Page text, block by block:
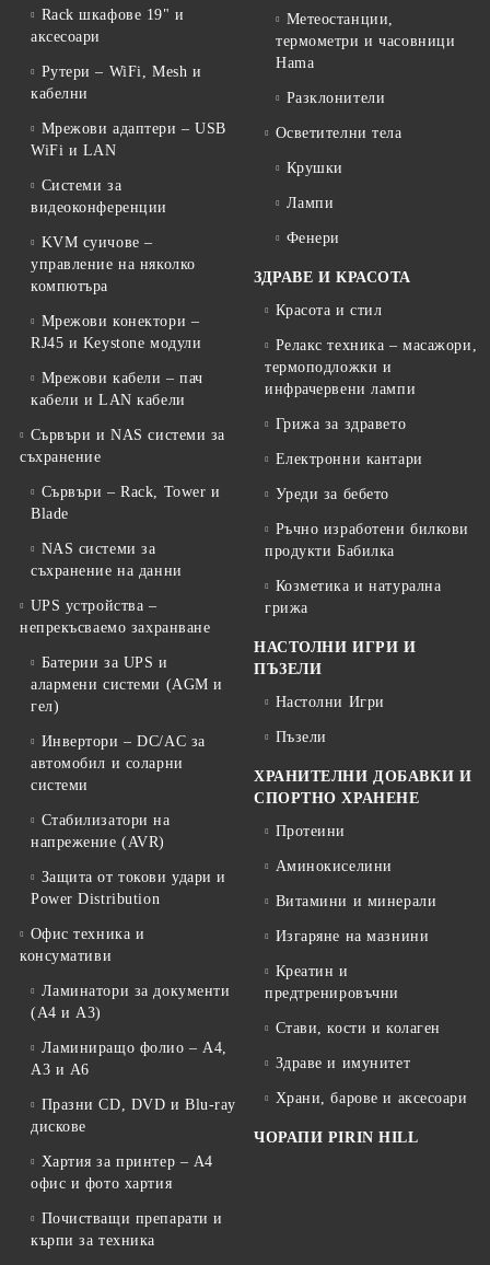
Rack шкафове 19" и
аксесоари
Рутери – WiFi, Mesh и
кабелни
Мрежови адаптери – USB
WiFi и LAN
Системи за
видеоконференции
KVM суичове –
управление на няколко
компютъра
Мрежови конектори –
RJ45 и Keystone модули
Мрежови кабели – пач
кабели и LAN кабели
Сървъри и NAS системи за
съхранение
Сървъри – Rack, Tower и
Blade
NAS системи за
съхранение на данни
UPS устройства –
непрекъсваемо захранване
Батерии за UPS и
алармени системи (AGM и
гел)
Инвертори – DC/AC за
автомобил и соларни
системи
Стабилизатори на
напрежение (AVR)
Защита от токови удари и
Power Distribution
Офис техника и
консумативи
Ламинатори за документи
(A4 и A3)
Ламиниращо фолио – A4,
A3 и A6
Празни CD, DVD и Blu-ray
дискове
Хартия за принтер – A4
офис и фото хартия
Почистващи препарати и
кърпи за техника
Метеостанции,
термометри и часовници
Hama
Разклонители
Осветителни тела
Крушки
Лампи
Фенери
ЗДРАВЕ И КРАСОТА
Красота и стил
Релакс техника – масажори,
термоподложки и
инфрачервени лампи
Грижа за здравето
Електронни кантари
Уреди за бебето
Ръчно изработени билкови
продукти Бабилка
Козметика и натурална
грижа
НАСТОЛНИ ИГРИ И
ПЪЗЕЛИ
Настолни Игри
Пъзели
ХРАНИТЕЛНИ ДОБАВКИ И
СПОРТНО ХРАНЕНЕ
Протеини
Аминокиселини
Витамини и минерали
Изгаряне на мазнини
Креатин и
предтренировъчни
Стави, кости и колаген
Здраве и имунитет
Храни, барове и аксесоари
ЧОРАПИ PIRIN HILL